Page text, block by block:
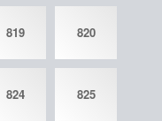
819 820
824 825